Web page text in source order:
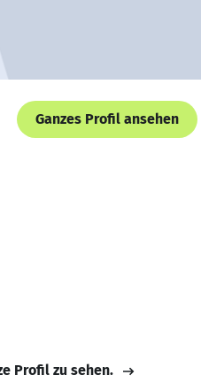
Ganzes Profil ansehen
Profil zu sehen.